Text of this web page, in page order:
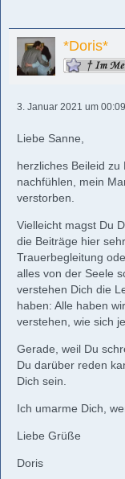
*Doris*
3. Januar 2021 um 00:09
Liebe Sanne,
herzliches Beileid
nachfühlen, mein
verstorben.
Vielleicht magst Du
die Beiträge hier
Trauerbegleitung
alles von der Seele
verstehen Dich die
haben: Alle haben
verstehen, wie sich
Gerade, weil Du
Du darüber reden
Dich sein.
Ich umarme Dich,
Liebe Grüße
Doris